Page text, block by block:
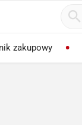
zakupowy